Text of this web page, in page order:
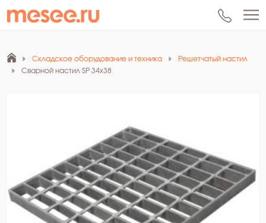
Складское оборудование и техника
Решетчатый настил
Сварной настил SР 34х38